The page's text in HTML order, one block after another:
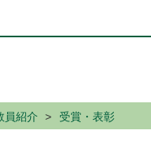
員紹介 受賞・表彰